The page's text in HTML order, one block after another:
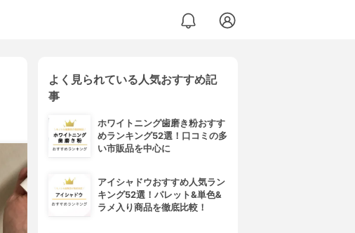
よく見られている人気おすすめ記
事
ホワイトニング歯磨き粉おすす
めランキング52選！口コミの多
い市販品を中心に
アイシャドウおすすめ人気ラン
キング52選！パレット&単色&
ラメ入り商品を徹底比較！